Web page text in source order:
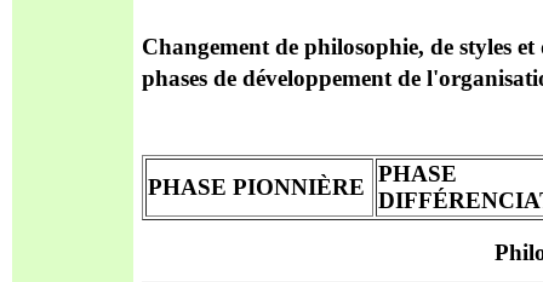
Changement de philosophie, de styles
phases de développement de
PHASE PIONNIÈRE
PHASE